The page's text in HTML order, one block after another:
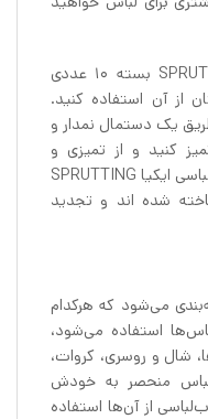
یک دسته چوب لباسی ایکیا SPRUTTING بسته 10 عددی
از آن استفاده کنید.
یک دستمال نمدار و
کنید و از تمیزی و
ظرافت آن لذت ببرید. در ضمن چوب لباسی ایکیا SPRUTTING
ساخته شده اند و تجدید
می‌شود که هرکدام
استفاده می‌شود،
شال و روسری، کروات،
منحصر به خودش
از آن‌ها استفاده